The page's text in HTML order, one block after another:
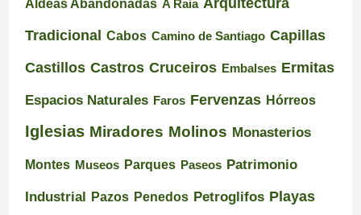
Aldeas Abandonadas A Raia Arquitectura
Tradicional
Cabos Camino de Santiago Capillas
Castillos Castros Cruceiros Embalses Ermitas
Espacios Naturales Faros Fervenzas Hórreos
Iglesias Miradores Molinos Monasterios
Montes Museos Parques Paseos Patrimonio
Industrial Pazos Penedos Petroglifos Playas